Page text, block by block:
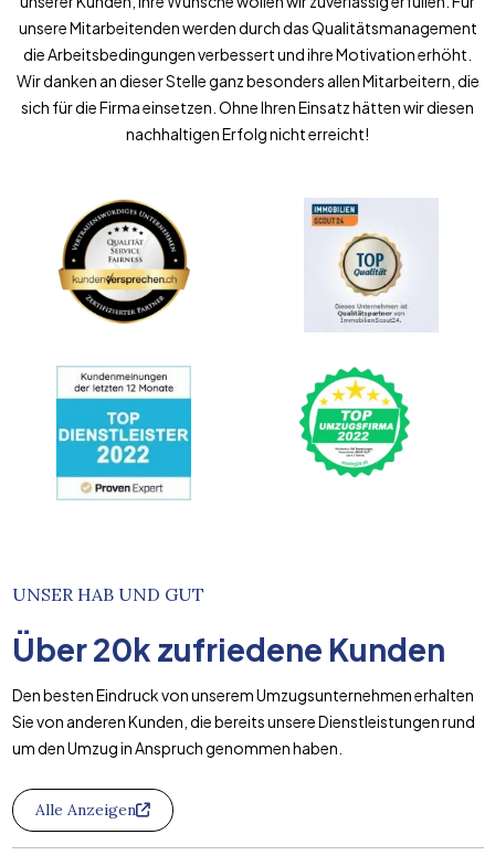
unsere Mitarbeitenden werden durch das Qualitätsmanagement
die Arbeitsbedingungen verbessert und ihre Motivation erhöht.
Wir danken an dieser Stelle ganz besonders allen Mitarbeitern, die
sich für die Firma einsetzen. Ohne Ihren Einsatz hätten wir diesen
nachhaltigen Erfolg nicht erreicht!
UNSER HAB UND GUT
Über20k zufriedene Kunden
Den besten Eindruck von unserem Umzugsunternehmen erhalten
Sie von anderen Kunden, die bereits unsere Dienstleistungen rund
um den Umzug in Anspruch genommen haben.
Alle Anzeigen